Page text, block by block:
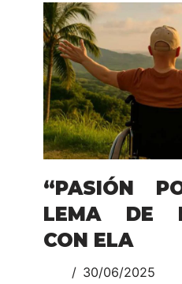
“PASIÓN
LEMA DE
CON ELA
30/06/2025